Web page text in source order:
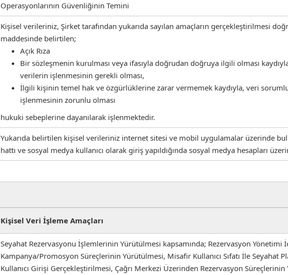
Operasyonlarının Güvenliğinin Temini
Kişisel verileriniz, Şirket tarafından yukarıda sayılan amaçların gerçekleştirilmesi
maddesinde belirtilen;
Açık Rıza
Bir sözleşmenin kurulması veya ifasıyla doğrudan doğruya ilgili olması
verilerin işlenmesinin gerekli olması,
İlgili kişinin temel hak ve özgürlüklerine zarar vermemek kaydıyla, veri
işlenmesinin zorunlu olması
hukuki sebeplerine dayanılarak işlenmektedir.
Yukarıda belirtilen kişisel verileriniz internet sitesi ve mobil uygulamalar üzerinde
hattı ve sosyal medya kullanıcı olarak giriş yapıldığında sosyal medya hesapları
Kişisel Veri İşleme Amaçları
Seyahat Rezervasyonu İşlemlerinin Yürütülmesi kapsamında; Rezervasyon Yönetimi
Kampanya/Promosyon Süreçlerinin Yürütülmesi, Misafir Kullanıcı Sıfatı İle Seyahat
Kullanıcı Girişi Gerçekleştirilmesi, Çağrı Merkezi Üzerinden Rezervasyon